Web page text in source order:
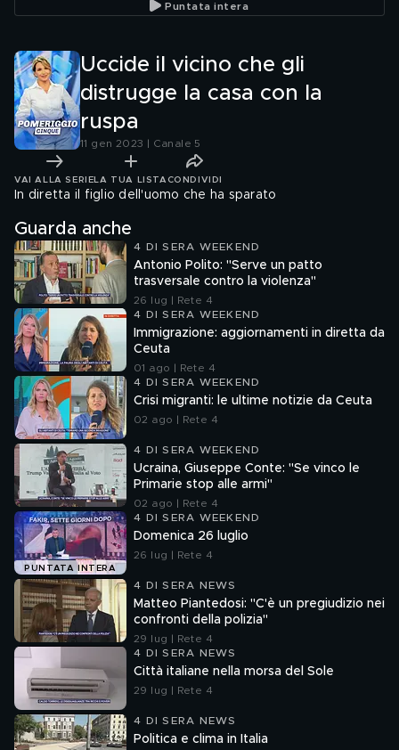
Puntata intera
Uccide il vicino che gli
distrugge la casa con la
ruspa
11 gen 2023 | Canale 5
VAI ALLA SERIE LA TUA LISTA CONDIVIDI
In diretta il figlio dell'uomo che ha sparato
Guarda anche
4 DI SERA WEEKEND
Antonio Polito: "Serve un patto
trasversale contro la violenza"
26 lug | Rete 4
4 DI SERA WEEKEND
Immigrazione: aggiornamenti in diretta da
Ceuta
01 ago | Rete 4
4 DI SERA WEEKEND
Crisi migranti: le ultime notizie da Ceuta
02 ago | Rete 4
4 DI SERA WEEKEND
Ucraina, Giuseppe Conte: "Se vinco le
Primarie stop alle armi"
02 ago | Rete 4
PUNTATA INTERA
4 DI SERA WEEKEND
Domenica 26 luglio
26 lug | Rete 4
4 DI SERA NEWS
Matteo Piantedosi: "C'è un pregiudizio nei
confronti della polizia"
29 lug | Rete 4
4 DI SERA NEWS
Città italiane nella morsa del Sole
29 lug | Rete 4
4 DI SERA NEWS
Politica e clima in Italia